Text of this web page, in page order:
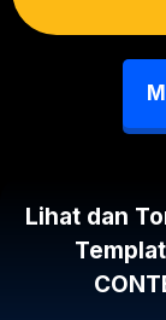
Lihat dan